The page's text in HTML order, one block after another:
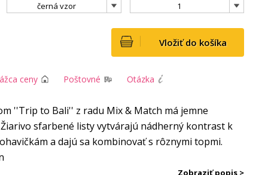
černá vzor 1
Vložiť do košíka
ceny Poštovné Otázka
Zobraziť popis >
''Trip to Bali'' z radu Mix & Match má jemne
sfarbené listy vytvárajú nádherný kontrast k
a dajú sa kombinovať s rôznymi topmi.